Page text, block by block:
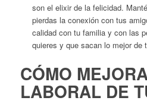
son el elixir de la felicidad.
pierdas la conexión con tus
calidad con tu familia y con las
quieres y que sacan lo mejor de
CÓMO
LABORAL DE